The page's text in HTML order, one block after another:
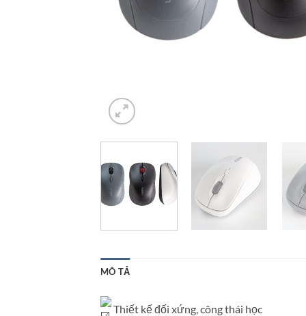
MÔ TẢ
Thiết kế đối xứng, công thái học